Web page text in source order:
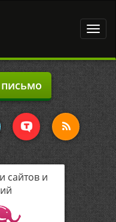
сайтов и